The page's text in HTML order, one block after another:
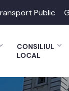
Public
CONSILIUL
LOCAL